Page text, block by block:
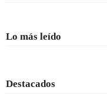
Lo más leído
Destacados